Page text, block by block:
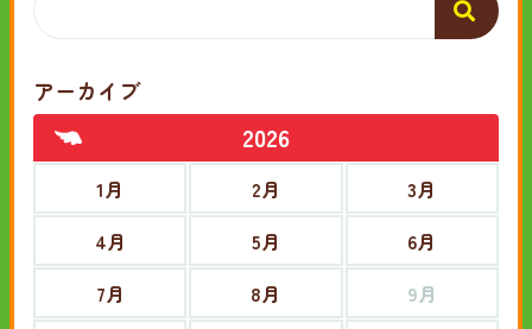
アーカイブ
2026
1月 2月
3月
4月
5月
6月
7月
8月
9月